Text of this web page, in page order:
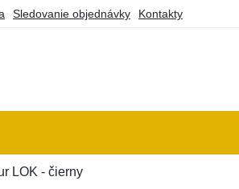
Sledovanie objednávky Kontakty
LOK - čierny